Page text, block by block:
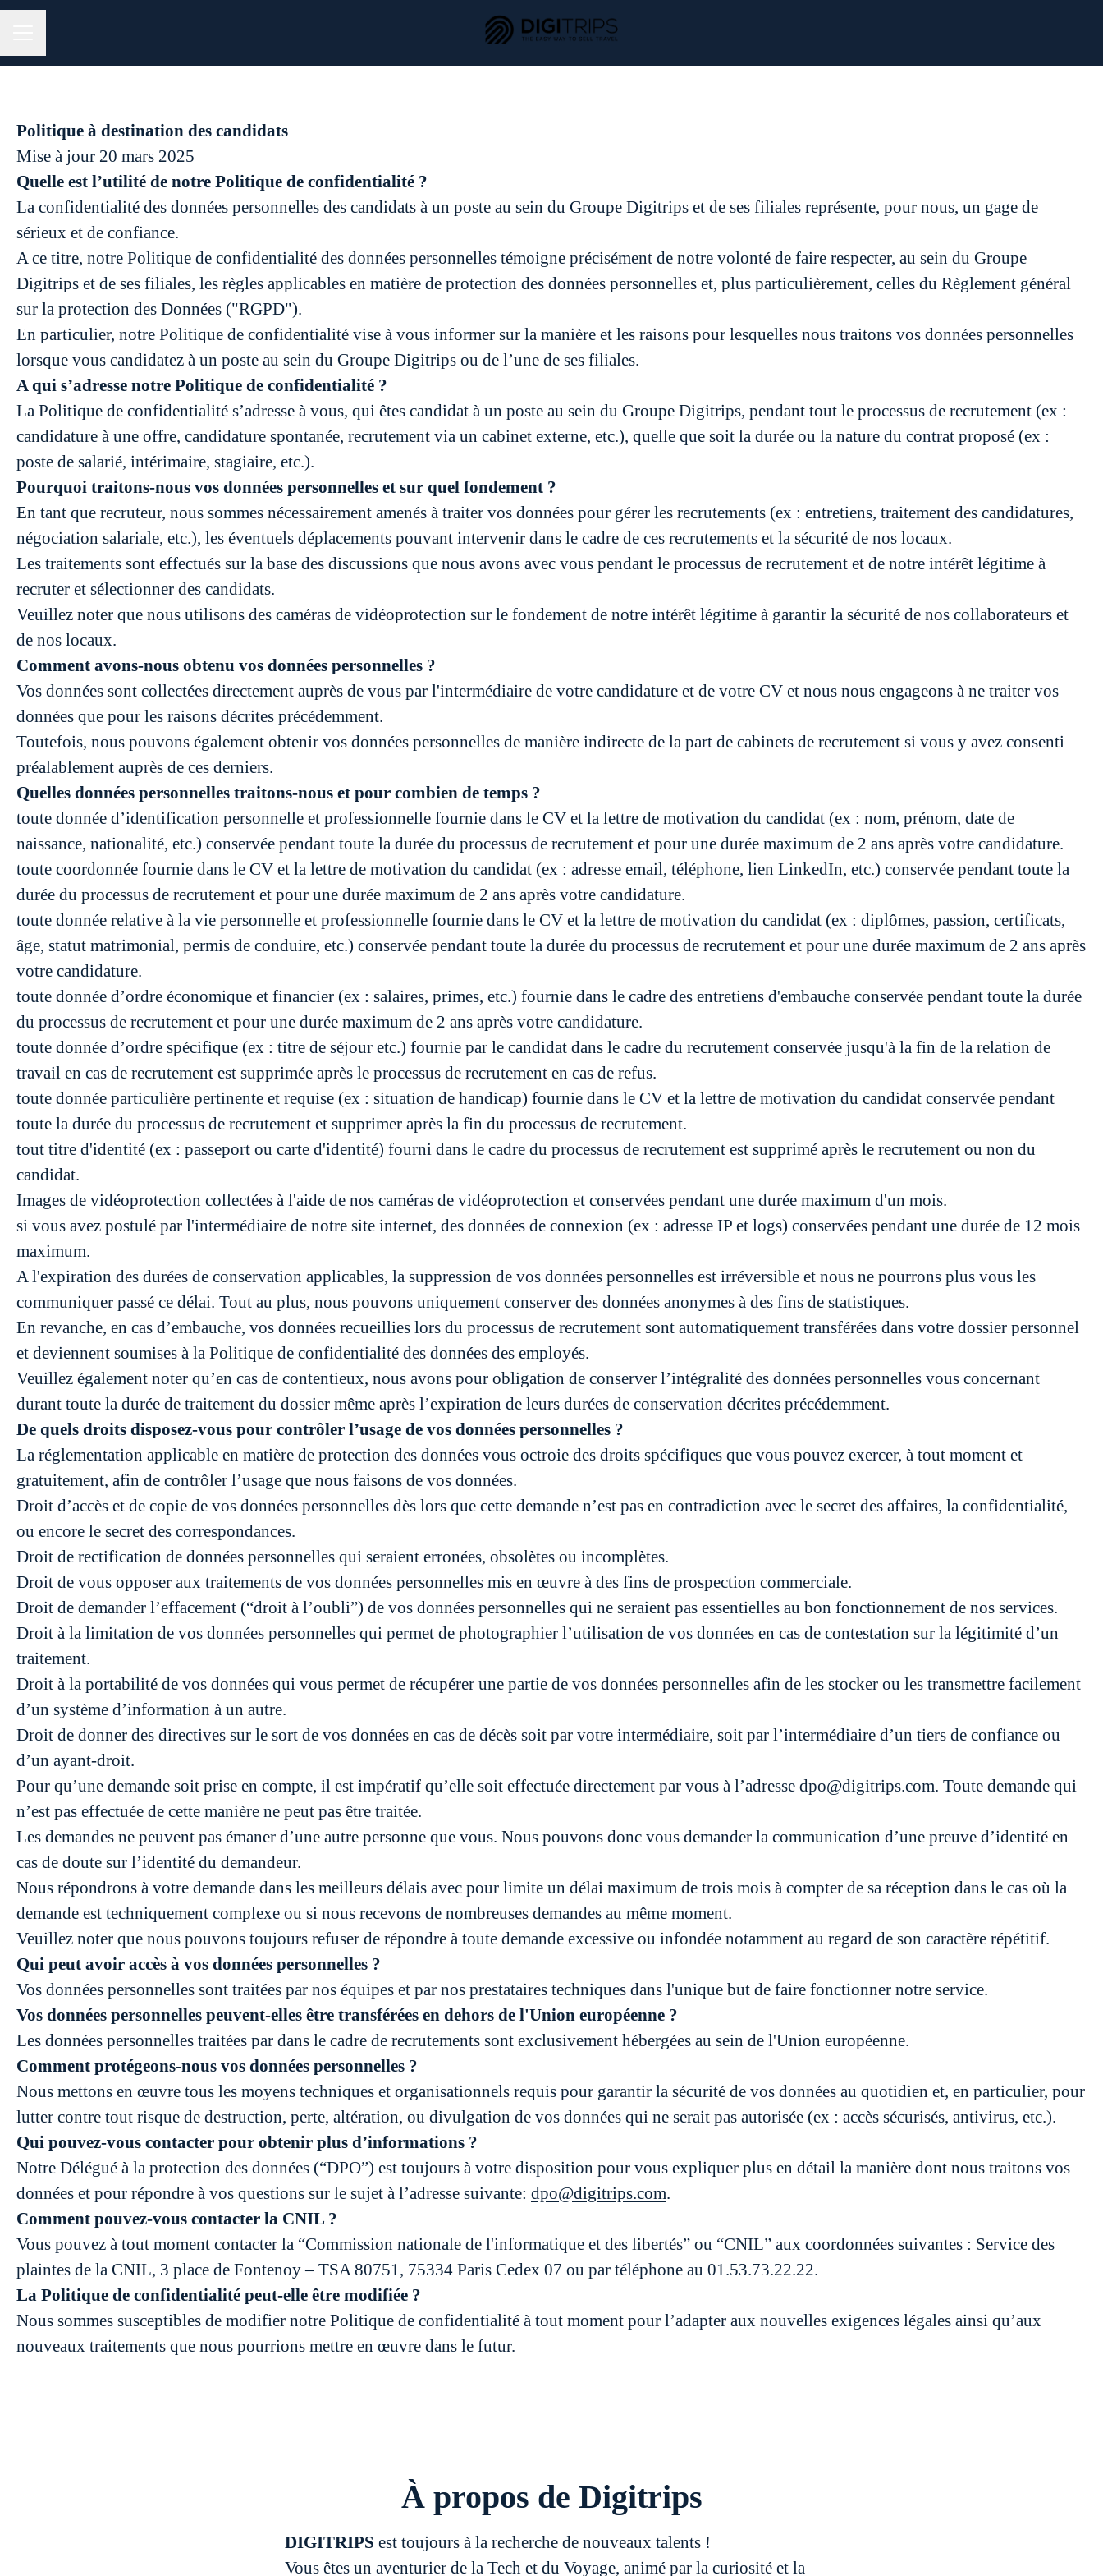
Politique à destination des candidats
Mise à jour 20 mars 2025
Quelle est l’utilité de notre Politique de confidentialité ?
La confidentialité des données personnelles des candidats à un poste au sein du Groupe Digitrips et de ses filiales représente, pour nous, un gage de
sérieux et de confiance.
A ce titre, notre Politique de confidentialité des données personnelles témoigne précisément de notre volonté de faire respecter, au sein du Groupe
Digitrips et de ses filiales, les règles applicables en matière de protection des données personnelles et, plus particulièrement, celles du Règlement général
sur la protection des Données ("RGPD").
En particulier, notre Politique de confidentialité vise à vous informer sur la manière et les raisons pour lesquelles nous traitons vos données personnelles
lorsque vous candidatez à un poste au sein du Groupe Digitrips ou de l’une de ses filiales.
A qui s’adresse notre Politique de confidentialité ?
La Politique de confidentialité s’adresse à vous, qui êtes candidat à un poste au sein du Groupe Digitrips, pendant tout le processus de recrutement (ex :
candidature à une offre, candidature spontanée, recrutement via un cabinet externe, etc.), quelle que soit la durée ou la nature du contrat proposé (ex :
poste de salarié, intérimaire, stagiaire, etc.).
Pourquoi traitons-nous vos données personnelles et sur quel fondement ?
En tant que recruteur, nous sommes nécessairement amenés à traiter vos données pour gérer les recrutements (ex : entretiens, traitement des candidatures,
négociation salariale, etc.), les éventuels déplacements pouvant intervenir dans le cadre de ces recrutements et la sécurité de nos locaux.
Les traitements sont effectués sur la base des discussions que nous avons avec vous pendant le processus de recrutement et de notre intérêt légitime à
recruter et sélectionner des candidats.
Veuillez noter que nous utilisons des caméras de vidéoprotection sur le fondement de notre intérêt légitime à garantir la sécurité de nos collaborateurs et
de nos locaux.
Comment avons-nous obtenu vos données personnelles ?
Vos données sont collectées directement auprès de vous par l'intermédiaire de votre candidature et de votre CV et nous nous engageons à ne traiter vos
données que pour les raisons décrites précédemment.
Toutefois, nous pouvons également obtenir vos données personnelles de manière indirecte de la part de cabinets de recrutement si vous y avez consenti
préalablement auprès de ces derniers.
Quelles données personnelles traitons-nous et pour combien de temps ?
toute donnée d’identification personnelle et professionnelle fournie dans le CV et la lettre de motivation du candidat (ex : nom, prénom, date de
naissance, nationalité, etc.) conservée pendant toute la durée du processus de recrutement et pour une durée maximum de 2 ans après votre candidature.
toute coordonnée fournie dans le CV et la lettre de motivation du candidat (ex : adresse email, téléphone, lien LinkedIn, etc.) conservée pendant toute la
durée du processus de recrutement et pour une durée maximum de 2 ans après votre candidature.
toute donnée relative à la vie personnelle et professionnelle fournie dans le CV et la lettre de motivation du candidat (ex : diplômes, passion, certificats,
âge, statut matrimonial, permis de conduire, etc.) conservée pendant toute la durée du processus de recrutement et pour une durée maximum de 2 ans après
votre candidature.
toute donnée d’ordre économique et financier (ex : salaires, primes, etc.) fournie dans le cadre des entretiens d'embauche conservée pendant toute la durée
du processus de recrutement et pour une durée maximum de 2 ans après votre candidature.
toute donnée d’ordre spécifique (ex : titre de séjour etc.) fournie par le candidat dans le cadre du recrutement conservée jusqu'à la fin de la relation de
travail en cas de recrutement est supprimée après le processus de recrutement en cas de refus.
toute donnée particulière pertinente et requise (ex : situation de handicap) fournie dans le CV et la lettre de motivation du candidat conservée pendant
toute la durée du processus de recrutement et supprimer après la fin du processus de recrutement.
tout titre d'identité (ex : passeport ou carte d'identité) fourni dans le cadre du processus de recrutement est supprimé après le recrutement ou non du
candidat.
Images de vidéoprotection collectées à l'aide de nos caméras de vidéoprotection et conservées pendant une durée maximum d'un mois.
si vous avez postulé par l'intermédiaire de notre site internet, des données de connexion (ex : adresse IP et logs) conservées pendant une durée de 12 mois
maximum.
A l'expiration des durées de conservation applicables, la suppression de vos données personnelles est irréversible et nous ne pourrons plus vous les
communiquer passé ce délai. Tout au plus, nous pouvons uniquement conserver des données anonymes à des fins de statistiques.
En revanche, en cas d’embauche, vos données recueillies lors du processus de recrutement sont automatiquement transférées dans votre dossier personnel
et deviennent soumises à la Politique de confidentialité des données des employés.
Veuillez également noter qu’en cas de contentieux, nous avons pour obligation de conserver l’intégralité des données personnelles vous concernant
durant toute la durée de traitement du dossier même après l’expiration de leurs durées de conservation décrites précédemment.
De quels droits disposez-vous pour contrôler l’usage de vos données personnelles ?
La réglementation applicable en matière de protection des données vous octroie des droits spécifiques que vous pouvez exercer, à tout moment et
gratuitement, afin de contrôler l’usage que nous faisons de vos données.
Droit d’accès et de copie de vos données personnelles dès lors que cette demande n’est pas en contradiction avec le secret des affaires, la confidentialité,
ou encore le secret des correspondances.
Droit de rectification de données personnelles qui seraient erronées, obsolètes ou incomplètes.
Droit de vous opposer aux traitements de vos données personnelles mis en œuvre à des fins de prospection commerciale.
Droit de demander l’effacement (“droit à l’oubli”) de vos données personnelles qui ne seraient pas essentielles au bon fonctionnement de nos services.
Droit à la limitation de vos données personnelles qui permet de photographier l’utilisation de vos données en cas de contestation sur la légitimité d’un
traitement.
Droit à la portabilité de vos données qui vous permet de récupérer une partie de vos données personnelles afin de les stocker ou les transmettre facilement
d’un système d’information à un autre.
Droit de donner des directives sur le sort de vos données en cas de décès soit par votre intermédiaire, soit par l’intermédiaire d’un tiers de confiance ou
d’un ayant-droit.
Pour qu’une demande soit prise en compte, il est impératif qu’elle soit effectuée directement par vous à l’adresse dpo@digitrips.com. Toute demande qui
n’est pas effectuée de cette manière ne peut pas être traitée.
Les demandes ne peuvent pas émaner d’une autre personne que vous. Nous pouvons donc vous demander la communication d’une preuve d’identité en
cas de doute sur l’identité du demandeur.
Nous répondrons à votre demande dans les meilleurs délais avec pour limite un délai maximum de trois mois à compter de sa réception dans le cas où la
demande est techniquement complexe ou si nous recevons de nombreuses demandes au même moment.
Veuillez noter que nous pouvons toujours refuser de répondre à toute demande excessive ou infondée notamment au regard de son caractère répétitif.
Qui peut avoir accès à vos données personnelles ?
Vos données personnelles sont traitées par nos équipes et par nos prestataires techniques dans l'unique but de faire fonctionner notre service.
Vos données personnelles peuvent-elles être transférées en dehors de l'Union européenne ?
Les données personnelles traitées par dans le cadre de recrutements sont exclusivement hébergées au sein de l'Union européenne.
Comment protégeons-nous vos données personnelles ?
Nous mettons en œuvre tous les moyens techniques et organisationnels requis pour garantir la sécurité de vos données au quotidien et, en particulier, pour
lutter contre tout risque de destruction, perte, altération, ou divulgation de vos données qui ne serait pas autorisée (ex : accès sécurisés, antivirus, etc.).
Qui pouvez-vous contacter pour obtenir plus d’informations ?
Notre Délégué à la protection des données (“DPO”) est toujours à votre disposition pour vous expliquer plus en détail la manière dont nous traitons vos
données et pour répondre à vos questions sur le sujet à l’adresse suivante: dpo@digitrips.com.
Comment pouvez-vous contacter la CNIL ?
Vous pouvez à tout moment contacter la “Commission nationale de l'informatique et des libertés” ou “CNIL” aux coordonnées suivantes : Service des
plaintes de la CNIL, 3 place de Fontenoy – TSA 80751, 75334 Paris Cedex 07 ou par téléphone au 01.53.73.22.22.
La Politique de confidentialité peut-elle être modifiée ?
Nous sommes susceptibles de modifier notre Politique de confidentialité à tout moment pour l’adapter aux nouvelles exigences légales ainsi qu’aux
nouveaux traitements que nous pourrions mettre en œuvre dans le futur.
À propos de Digitrips
DIGITRIPS est toujours à la recherche de nouveaux talents !
Vous êtes un aventurier de la Tech et du Voyage, animé par la curiosité et la